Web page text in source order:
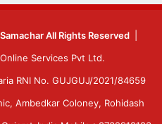
All Rights Reserved
Services Pvt Ltd.
RNI No. GUJGUJ/2021/84659
Ambedkar Coloney, Rohidash